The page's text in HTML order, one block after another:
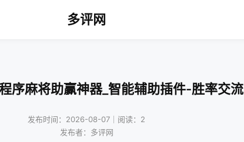
多评网
序麻将助赢神器_智能辅助插件-胜率交流
发布时间：2026-08-07｜阅读：2
发布者：多评网